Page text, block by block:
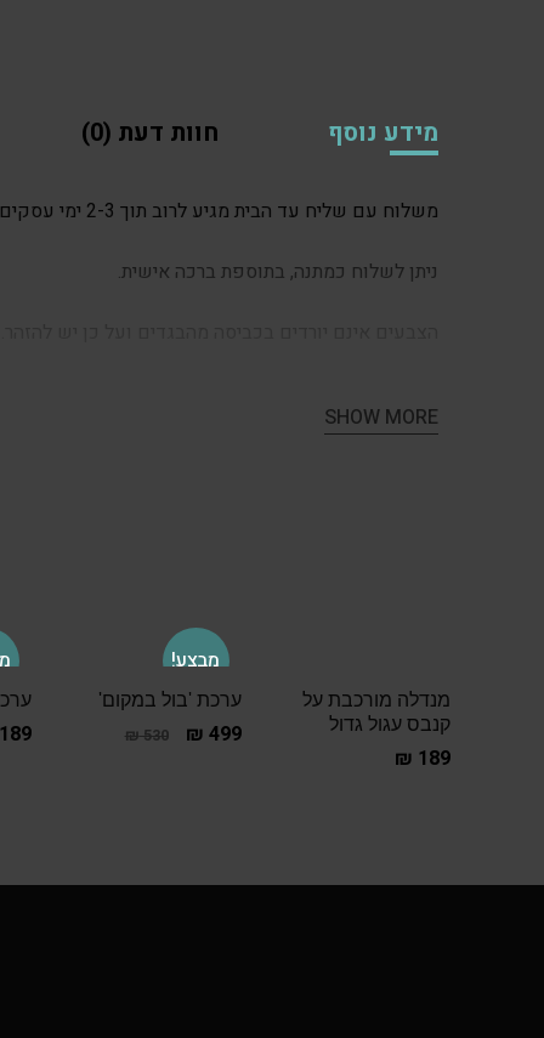
מידע נוסף חוות דעת (0)
משלוח עם שליח עד הבית מגיע לרוב תוך 2-3 ימי עסקים. לפעמים אפילו תוך יום אחד.
ניתן לשלוח כמתנה, בתוספת ברכה אישית.
SHOW MORE
מנדלה מורכבת על
קנבס עגול גדול
₪ 189
מבצע!
ערכת 'בול במקום'
₪530 ₪ 499